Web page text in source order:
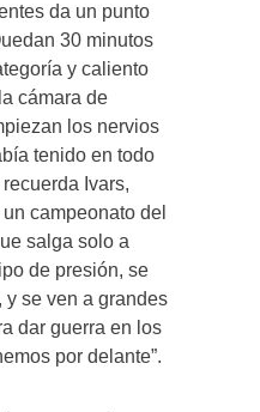
da un punto
30 minutos
y caliento
cámara de
los nervios
tenido en todo
Ivars,
campeonato del
salga solo a
de presión, se
y se ven a grandes
dar guerra en los
por delante”.